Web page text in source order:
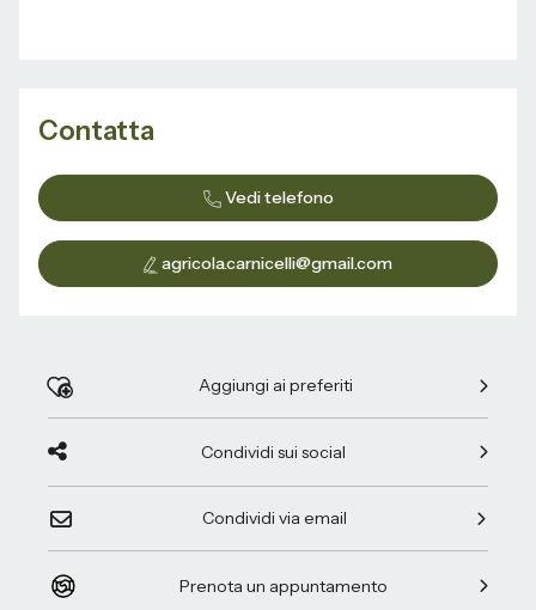
Contatta
Vedi telefono
agricola.carnicelli@gmail.com
Aggiungi ai preferiti
Condividi sui social
Condividi via email
Prenota un appuntamento